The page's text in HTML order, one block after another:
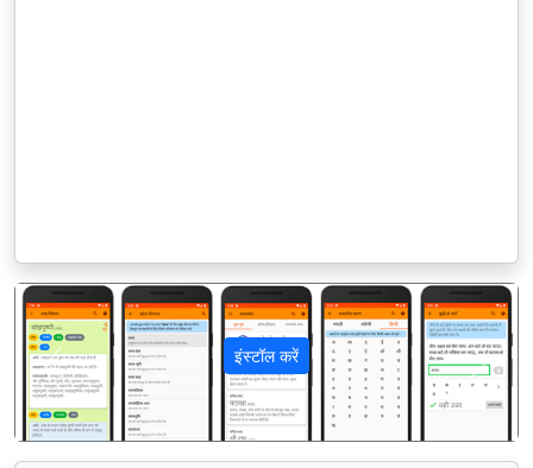
इंस्टॉल करें
पिछला अगला